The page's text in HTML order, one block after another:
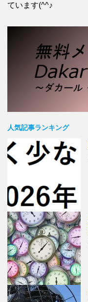
ています(^^♪
人気記事ランキング